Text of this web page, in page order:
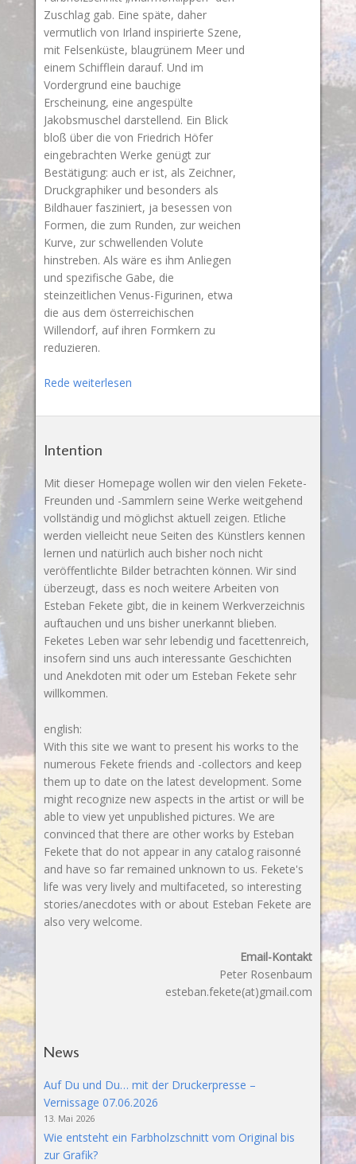
Zuschlag gab. Eine späte, daher
vermutlich von Irland inspirierte Szene,
mit Felsenküste, blaugrünem Meer und
einem Schifflein darauf. Und im
Vordergrund eine bauchige
Erscheinung, eine angespülte
Jakobsmuschel darstellend. Ein Blick
bloß über die von Friedrich Höfer
eingebrachten Werke genügt zur
Bestätigung: auch er ist, als Zeichner,
Druckgraphiker und besonders als
Bildhauer fasziniert, ja besessen von
Formen, die zum Runden, zur weichen
Kurve, zur schwellenden Volute
hinstreben. Als wäre es ihm Anliegen
und spezifische Gabe, die
steinzeitlichen Venus-Figurinen, etwa
die aus dem österreichischen
Willendorf, auf ihren Formkern zu
reduzieren.
Rede weiterlesen
Intention
Mit dieser Homepage wollen wir den vielen Fekete-
Freunden und -Sammlern seine Werke weitgehend
vollständig und möglichst aktuell zeigen. Etliche
werden vielleicht neue Seiten des Künstlers kennen
lernen und natürlich auch bisher noch nicht
veröffentlichte Bilder betrachten können. Wir sind
überzeugt, dass es noch weitere Arbeiten von
Esteban Fekete gibt, die in keinem Werkverzeichnis
auftauchen und uns bisher unerkannt blieben.
Feketes Leben war sehr lebendig und facettenreich,
insofern sind uns auch interessante Geschichten
und Anekdoten mit oder um Esteban Fekete sehr
willkommen.
english:
With this site we want to present his works to the
numerous Fekete friends and -collectors and keep
them up to date on the latest development. Some
might recognize new aspects in the artist or will be
able to view yet unpublished pictures. We are
convinced that there are other works by Esteban
Fekete that do not appear in any catalog raisonné
and have so far remained unknown to us. Fekete's
life was very lively and multifaceted, so interesting
stories/anecdotes with or about Esteban Fekete are
also very welcome.
Email-Kontakt
Peter Rosenbaum
esteban.fekete(at)gmail.com
News
Auf Du und Du… mit der Druckerpresse –
Vernissage 07.06.2026
13. Mai 2026
Wie entsteht ein Farbholzschnitt vom Original bis
zur Grafik?